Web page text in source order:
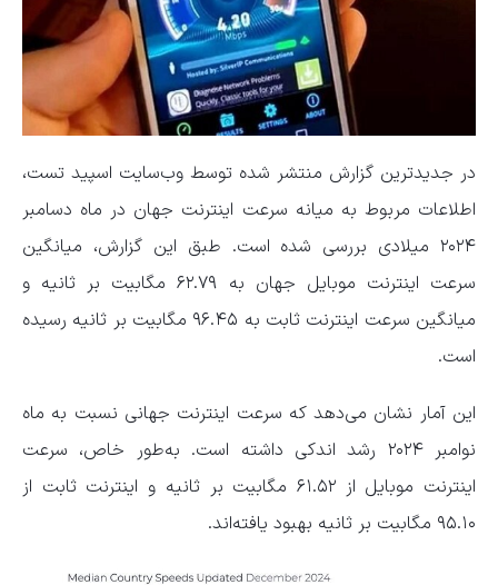
در جدیدترین گزارش منتشر شده توسط وب‌سایت اسپید تست،
اطلاعات مربوط به میانه سرعت اینترنت جهان در ماه دسامبر
۲۰۲۴ میلادی بررسی شده است. طبق این گزارش، میانگین
سرعت اینترنت موبایل جهان به ۶۲.۷۹ مگابیت بر ثانیه و
میانگین سرعت اینترنت ثابت به ۹۶.۴۵ مگابیت بر ثانیه رسیده
است.
این آمار نشان می‌دهد که سرعت اینترنت جهانی نسبت به ماه
نوامبر ۲۰۲۴ رشد اندکی داشته است. به‌طور خاص، سرعت
اینترنت موبایل از ۶۱.۵۲ مگابیت بر ثانیه و اینترنت ثابت از
۹۵.۱۰ مگابیت بر ثانیه بهبود یافته‌اند.